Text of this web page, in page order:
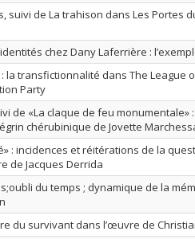
suivi de La trahison dans Les Portes
chez Dany Laferrière :
la transfictionnalité dans The League
Party
de «La claque de feu monumentale»
chérubinique de Jovette
: incidences et réitérations de la
de Jacques Derrida
du temps ; dynamique de la
du survivant dans l’œuvre de